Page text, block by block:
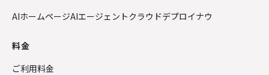
AIホームページAIエージェントクラウドデプロイナウ
料金
ご利用料金